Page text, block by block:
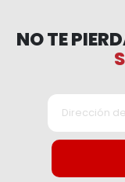
NO TE